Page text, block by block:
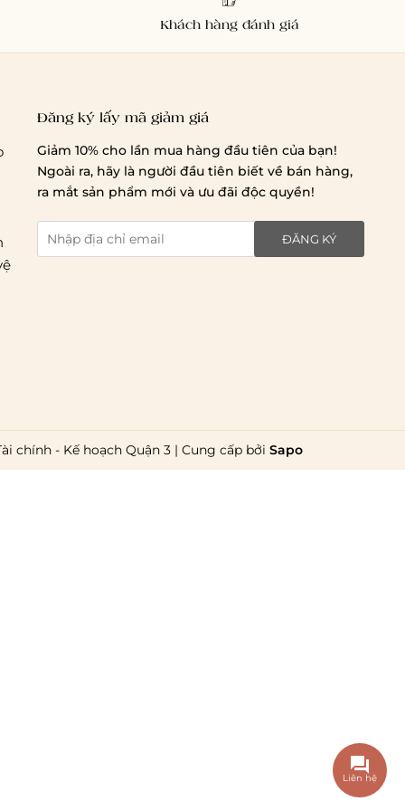
Khách hàng đánh giá
Đăng ký lấy mã giảm giá
Giảm 10% cho lần mua hàng đầu tiên của bạn!
Ngoài ra, hãy là người đầu tiên biết về bán hàng,
ra mắt sản phẩm mới và ưu đãi độc quyền!
ĐĂNG KÝ
chính - Kế hoạch Quận 3 | Cung cấp bởi Sapo
Liên hệ